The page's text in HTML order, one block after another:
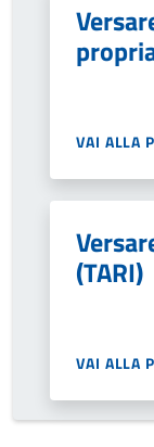
VAI ALLA
(TARI)
VAI ALLA